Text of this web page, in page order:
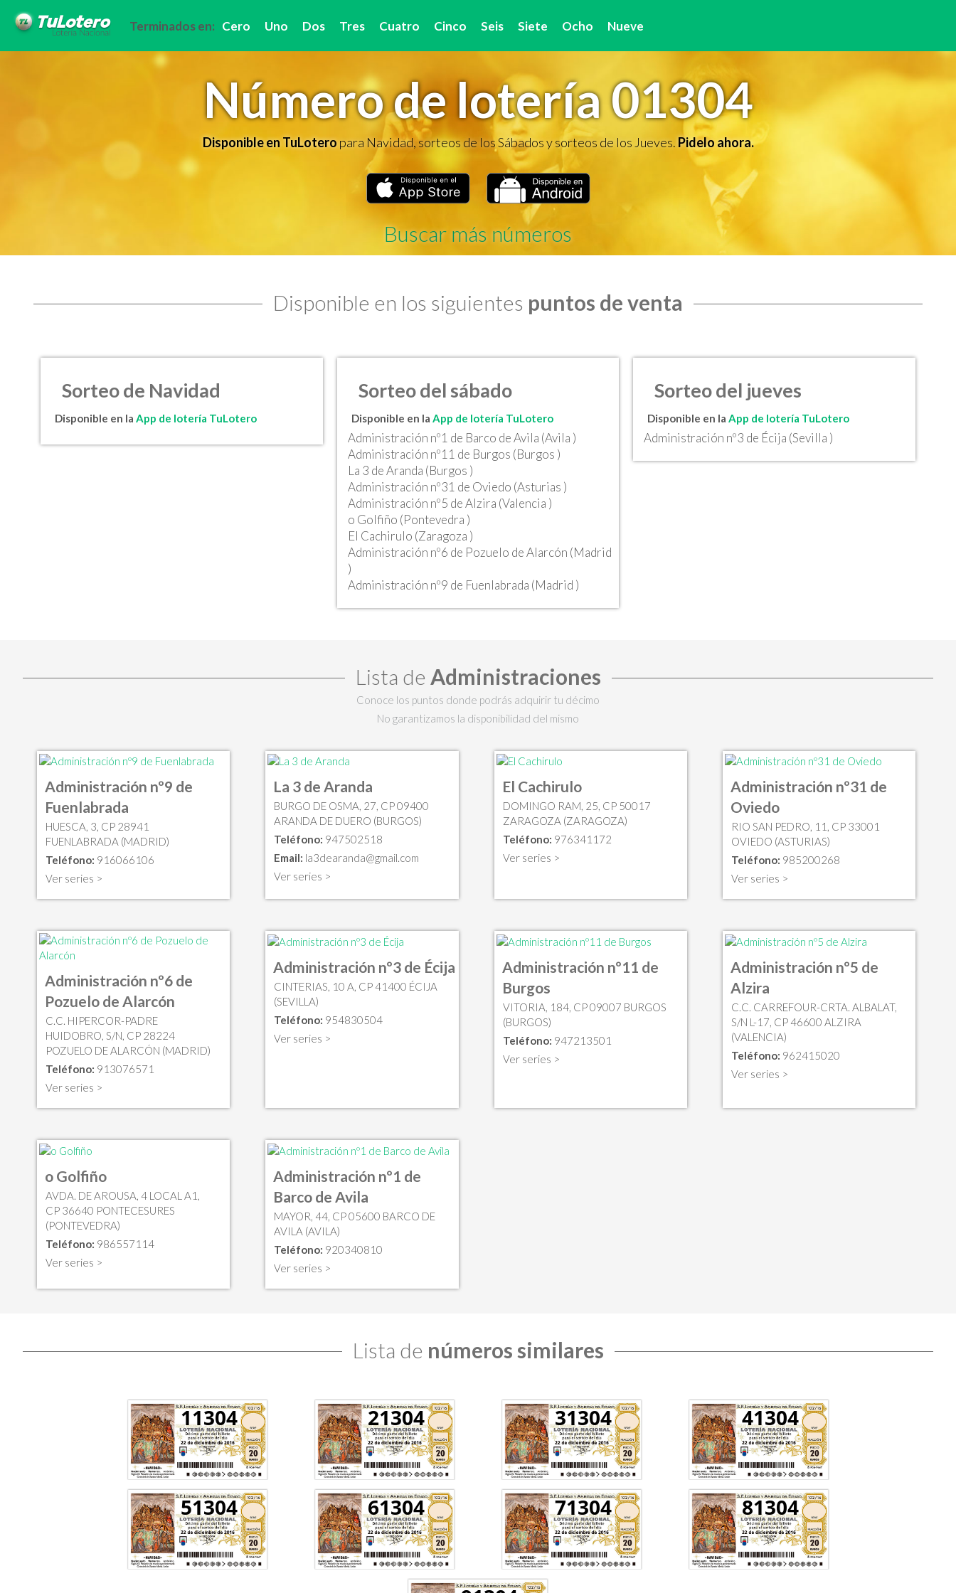
Terminados en: Cero Uno Dos Tres Cuatro Cinco Seis Siete Ocho Nueve
Número de lotería 01304
Disponible en TuLoteropara Navidad, sorteos de los Sábados y sorteos de los Jueves.Pidelo ahora.
Buscar más números
Disponible en los siguientes puntos de venta
Sorteo de Navidad
Disponible en la App de lotería TuLotero
Sorteo del sábado
Disponible en la App de lotería TuLotero
Administración nº1 de Barco de Avila (Avila )
Administración nº11 de Burgos (Burgos )
La 3 de Aranda (Burgos )
Administración nº31 de Oviedo (Asturias )
Administración nº5 de Alzira (Valencia )
o Golfiño (Pontevedra )
El Cachirulo (Zaragoza )
Administración nº6 de Pozuelo de Alarcón (Madrid
)
Administración nº9 de Fuenlabrada (Madrid )
Sorteo del jueves
Disponible en laApp de lotería TuLotero
Administración nº3 de Écija (Sevilla )
Lista de Administraciones
Conoce los puntos donde podrás adquirir tu décimo
No garantizamos la disponibilidad del mismo
Administración nº9 de
Fuenlabrada
HUESCA, 3, CP 28941
FUENLABRADA (MADRID)
Teléfono: 916066106
Ver series >
La 3 de Aranda
BURGO DE OSMA, 27, CP 09400
ARANDA DE DUERO (BURGOS)
Teléfono: 947502518
Email: la3dearanda@gmail.com
Ver series >
El Cachirulo
DOMINGO RAM, 25, CP 50017
ZARAGOZA (ZARAGOZA)
Teléfono: 976341172
Ver series >
Administración nº31 de
Oviedo
RIO SAN PEDRO, 11, CP 33001
OVIEDO (ASTURIAS)
Teléfono: 985200268
Ver series >
Administración nº6 de
Pozuelo de Alarcón
C.C. HIPERCOR-PADRE
HUIDOBRO, S/N, CP 28224
POZUELO DE ALARCÓN (MADRID)
Teléfono: 913076571
Ver series >
Administración nº3 de Écija
CINTERIAS, 10 A, CP 41400 ÉCIJA
(SEVILLA)
Teléfono: 954830504
Ver series >
Administración nº11 de
Burgos
VITORIA, 184, CP 09007 BURGOS
(BURGOS)
Teléfono: 947213501
Ver series >
Administración nº5 de
Alzira
C.C. CARREFOUR-CRTA. ALBALAT,
S/N L-17, CP 46600 ALZIRA
(VALENCIA)
Teléfono: 962415020
Ver series >
o Golfiño
AVDA. DE AROUSA, 4 LOCAL A1,
CP 36640 PONTECESURES
(PONTEVEDRA)
Teléfono: 986557114
Ver series >
Administración nº1 de
Barco de Avila
MAYOR, 44, CP 05600 BARCO DE
AVILA (AVILA)
Teléfono: 920340810
Ver series >
Lista de números similares
11304 21304 31304 41304
51304 61304 71304 81304